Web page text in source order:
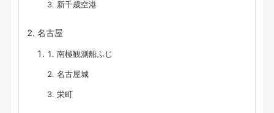
新千歳空港
名古屋
南極観測船ふじ
名古屋城
栄町